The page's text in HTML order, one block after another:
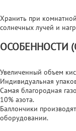
Хранить при
солнечных лучей и
ОСОБЕННОСТИ
Увеличенный объем
Индивидуальная
Самая благородная
10% азота.
Баллончики
оборудовании.